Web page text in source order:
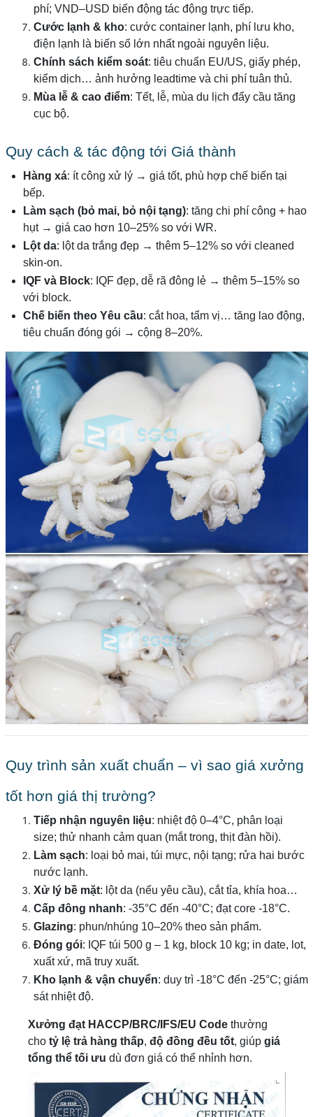
phí; VND–USD biến động tác động trực tiếp.
Cước lạnh & kho: cước container lạnh, phí lưu kho,
điện lạnh là biến số lớn nhất ngoài nguyên liệu.
Chính sách kiểm soát: tiêu chuẩn EU/US, giấy phép,
kiểm dịch… ảnh hưởng leadtime và chi phí tuân thủ.
Mùa lễ & cao điểm: Tết, lễ, mùa du lịch đẩy cầu tăng
cục bộ.
Quy cách & tác động tới Giá thành
Hàng xá: ít công xử lý → giá tốt, phù hợp chế biến tại
bếp.
Làm sạch (bỏ mai, bỏ nội tạng): tăng chi phí công + hao
hụt → giá cao hơn 10–25% so với WR.
Lột da: lột da trắng đẹp → thêm 5–12% so với cleaned
skin-on.
IQF và Block: IQF đẹp, dễ rã đông lẻ → thêm 5–15% so
với block.
Chế biến theo Yêu cầu: cắt hoa, tẩm vị… tăng lao động,
tiêu chuẩn đóng gói → cộng 8–20%.
Quy trình sản xuất chuẩn – vì sao giá xưởng
tốt hơn giá thị trường?
Tiếp nhận nguyên liệu: nhiệt độ 0–4°C, phân loại
size; thử nhanh cảm quan (mắt trong, thịt đàn hồi).
Làm sạch: loại bỏ mai, túi mực, nội tạng; rửa hai bước
nước lạnh.
Xử lý bề mặt: lột da (nếu yêu cầu), cắt tỉa, khía hoa…
Cấp đông nhanh: -35°C đến -40°C; đạt core -18°C.
Glazing: phun/nhúng 10–20% theo sản phẩm.
Đóng gói: IQF túi 500 g – 1 kg, block 10 kg; in date, lot,
xuất xứ, mã truy xuất.
Kho lạnh & vận chuyển: duy trì -18°C đến -25°C; giám
sát nhiệt độ.
Xưởng đạt HACCP/BRC/IFS/EU Codethường
cho tỷ lệ trả hàng thấp, độ đồng đều tốt, giúp giá
tổng thể tối ưu dù đơn giá có thể nhỉnh hơn.